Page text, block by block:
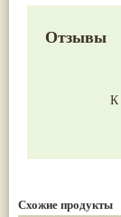
Отзывы
К
Схожие продукты